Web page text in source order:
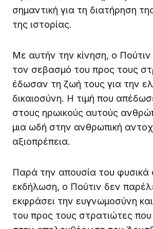
σημαντική για τη διατήρηση
της ιστορίας.
Με αυτήν την κίνηση, ο Πούτιν
τον σεβασμό του προς τους
έδωσαν τη ζωή τους για την
δικαιοσύνη. Η τιμή που
στους ηρωικούς αυτούς
μια ωδή στην ανθρωπική
αξιοπρέπεια.
Παρά την απουσία του φυσικά
εκδήλωση, ο Πούτιν δεν
εκφράσει την ευγνωμοσύνη
του προς τους στρατιώτες